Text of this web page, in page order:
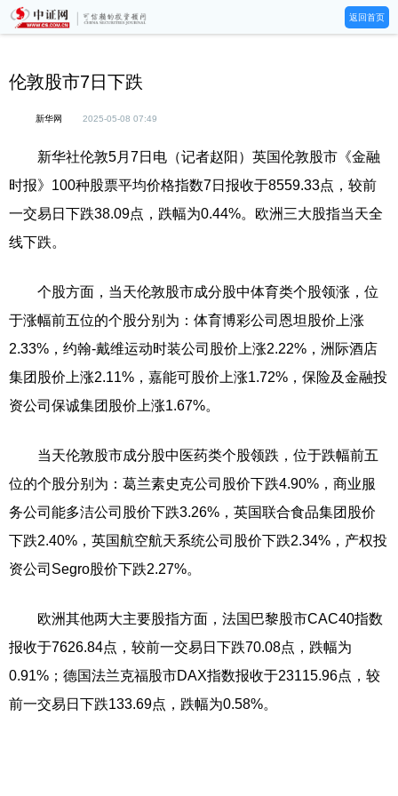
返回首页
伦敦股市7日下跌
新华网 2025-05-08 07:49
新华社伦敦5月7日电（记者赵阳）英国伦敦股市《金融
时报》100种股票平均价格指数7日报收于8559.33点，较前
一交易日下跌38.09点，跌幅为0.44%。欧洲三大股指当天全
线下跌。
个股方面，当天伦敦股市成分股中体育类个股领涨，位
于涨幅前五位的个股分别为：体育博彩公司恩坦股价上涨
2.33%，约翰-戴维运动时装公司股价上涨2.22%，洲际酒店
集团股价上涨2.11%，嘉能可股价上涨1.72%，保险及金融投
资公司保诚集团股价上涨1.67%。
当天伦敦股市成分股中医药类个股领跌，位于跌幅前五
位的个股分别为：葛兰素史克公司股价下跌4.90%，商业服
务公司能多洁公司股价下跌3.26%，英国联合食品集团股价
下跌2.40%，英国航空航天系统公司股价下跌2.34%，产权投
资公司Segro股价下跌2.27%。
欧洲其他两大主要股指方面，法国巴黎股市CAC40指数
报收于7626.84点，较前一交易日下跌70.08点，跌幅为
0.91%；德国法兰克福股市DAX指数报收于23115.96点，较
前一交易日下跌133.69点，跌幅为0.58%。